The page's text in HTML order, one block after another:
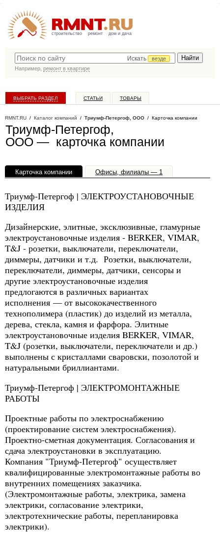
строительство ремонт дом и дача
Искать
везде
Например, ремонт в квартире
ВЫБРАТЬ РАЗДЕЛ СТАТЬИ ТОВАРЫ
RMNT.RU / Каталог компаний / Триумф-Петергоф, ООО / Карточка компании
Триумф-Петергоф,
ООО — карточка компании
Карточка компании Офисы, филиалы — 1
Триумф-Петергоф | ЭЛЕКТРОУСТАНОВОЧНЫЕ
ИЗДЕЛИЯ
Дизайнерские, элитные, эксклюзивные, гламурные
электроустановочные изделия - BERKER, VIMAR,
T&J - розетки, выключатели, переключатели,
диммеры, датчики и т.д. Розетки, выключатели,
переключатели, диммеры, датчики, сенсоры и
другие электроустановочные изделия
предлогаются в различных вариантах
исполнения — от высококачественного
технополимера (пластик) до изделий из металла,
дерева, стекла, камня и фарфора. Элитные
электроустановочные изделия BERKER, VIMAR,
T&J (розетки, выключатели, переключатели и др.)
выполнены с кристаллами сваровски, позолотой и
натуральными бриллиантами.
Триумф-Петергоф | ЭЛЕКТРОМОНТАЖНЫЕ
РАБОТЫ
Проектные работы по электроснабжению
(проектирование систем электроснабжения).
Проектно-сметная документация. Согласования и
сдача электроустановки в эксплуатацию.
Компания "Триумф-Петергоф" осуществляет
квалифицированные электромонтажные работы во
внутренних помещениях заказчика.
(Электромонтажные работы, электрика, замена
электрики, согласование электрики,
электротехнические работы, перепланировка
электрики).